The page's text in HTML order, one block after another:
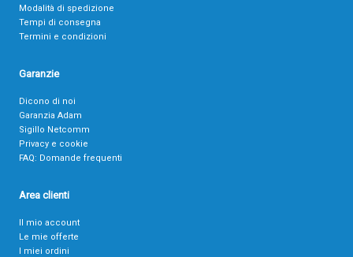
Modalità di spedizione
Tempi di consegna
Termini e condizioni
Garanzie
Dicono di noi
Garanzia Adam
Sigillo Netcomm
Privacy e cookie
FAQ: Domande frequenti
Area clienti
Il mio account
Le mie offerte
I miei ordini